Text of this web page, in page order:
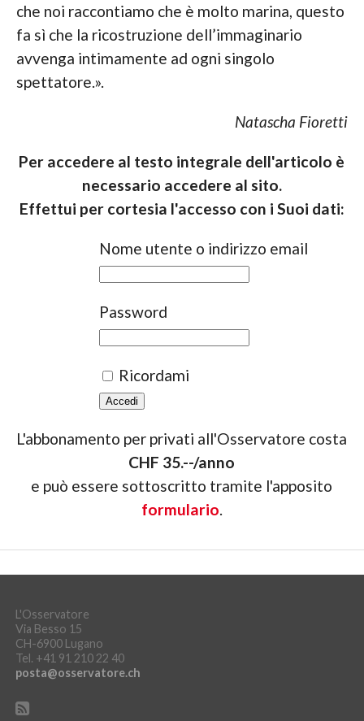
che noi raccontiamo che è molto marina, questo
fa sì che la ricostruzione dell’immaginario
avvenga intimamente ad ogni singolo
spettatore.».
Natascha Fioretti
Per accedere al testo integrale dell'articolo è
necessario accedere al sito.
Effettui per cortesia l'accesso con i Suoi dati:
Nome utente o indirizzo email
Password
Ricordami
L'abbonamento per privati all'Osservatore costa
CHF 35.--/anno
e può essere sottoscritto tramite l'apposito
formulario.
L'Osservatore
Via Besso 15
CH-6900 Lugano
Tel. +41 91 210 22 40
posta@osservatore.ch